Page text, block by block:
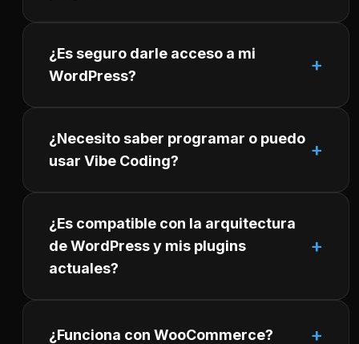
¿Es seguro darle acceso a mi
WordPress?
¿Necesito saber programar o puedo
usar Vibe Coding?
¿Es compatible con la arquitectura
de WordPress y mis plugins
actuales?
¿Funciona con WooCommerce?